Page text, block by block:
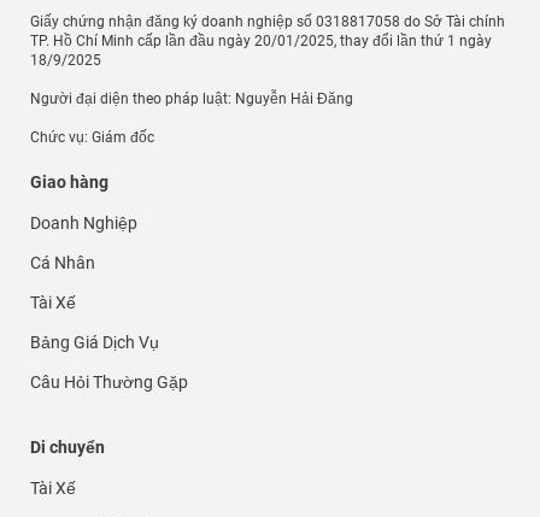
Giấy chứng nhận đăng ký doanh nghiệp số 0318817058 do Sở Tài chính
TP. Hồ Chí Minh cấp lần đầu ngày 20/01/2025, thay đổi lần thứ 1 ngày
18/9/2025
Người đại diện theo pháp luật: Nguyễn Hải Đăng
Chức vụ: Giám đốc
Giao hàng
Doanh Nghiệp
Cá Nhân
Tài Xế
Bảng Giá Dịch Vụ
Câu Hỏi Thường Gặp
Di chuyển
Tài Xế